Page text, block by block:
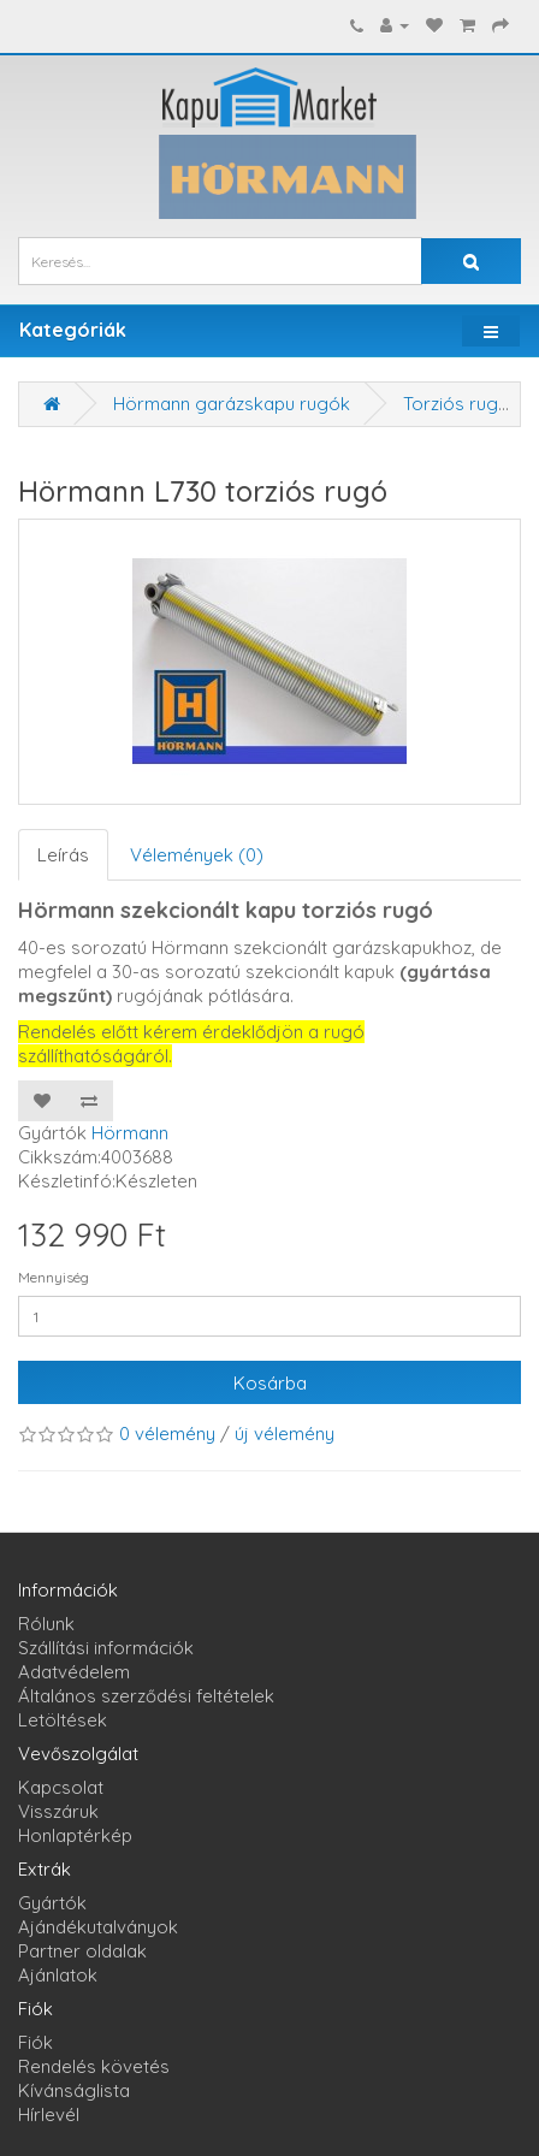
Kategóriák
Hörmann garázskapu rugók Torziós rugók
Hörmann L730 torziós rugó
Leírás Vélemények (0)
Hörmann szekcionált kapu torziós rugó
40-es sorozatú Hörmann szekcionált garázskapukhoz, de
megfelel a 30-as sorozatú szekcionált kapuk (gyártása
megszűnt) rugójának pótlására.
Rendelés előtt kérem érdeklődjön a rugó
szállíthatóságáról.
Gyártók Hörmann
Cikkszám:4003688
Készletinfó:Készleten
132 990 Ft
Mennyiség
Kosárba
0 vélemény / új vélemény
Információk
Rólunk
Szállítási információk
Adatvédelem
Általános szerződési feltételek
Letöltések
Vevőszolgálat
Kapcsolat
Visszáruk
Honlaptérkép
Extrák
Gyártók
Ajándékutalványok
Partner oldalak
Ajánlatok
Fiók
Fiók
Rendelés követés
Kívánságlista
Hírlevél